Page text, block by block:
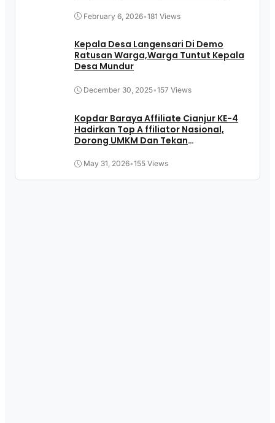
February 6, 2026•181 Views
Kepala Desa Langensari Di Demo
Ratusan Warga,Warga Tuntut Kepala
Desa Mundur
December 30, 2025•157 Views
Kopdar Baraya Affiliate Cianjur KE-4
Hadirkan Top A ffiliator Nasional,
Dorong UMKM Dan Tekan
May 31, 2026•155 Views